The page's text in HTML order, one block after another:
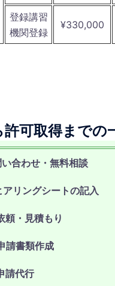
登録講習
機関登録
¥330,000
可取得までの
合わせ・無料相談
アリングシートの記入
頼・見積もり
請書類作成
請代行